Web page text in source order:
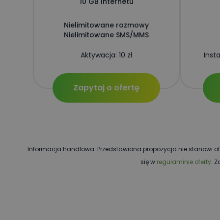
Nielimitowane rozmowy
Nielimitowane SMS/MMS
Aktywacja: 10 zł
Zapytaj o ofertę
Informacja handlowa. Przedstawiona propozycja nie stanowi
się w regulaminie oferty.